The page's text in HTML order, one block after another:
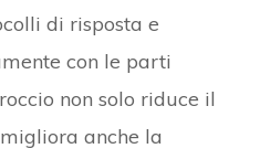
di risposta e
con le parti
non solo riduce il
anche la